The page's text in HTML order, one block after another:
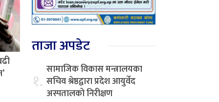
ताजा अपडेट
१. सामाजिक विकास मन्त्रालयका
सचिव श्रेष्ठद्वारा प्रदेश आयुर्वेद
अस्पतालको निरीक्षण